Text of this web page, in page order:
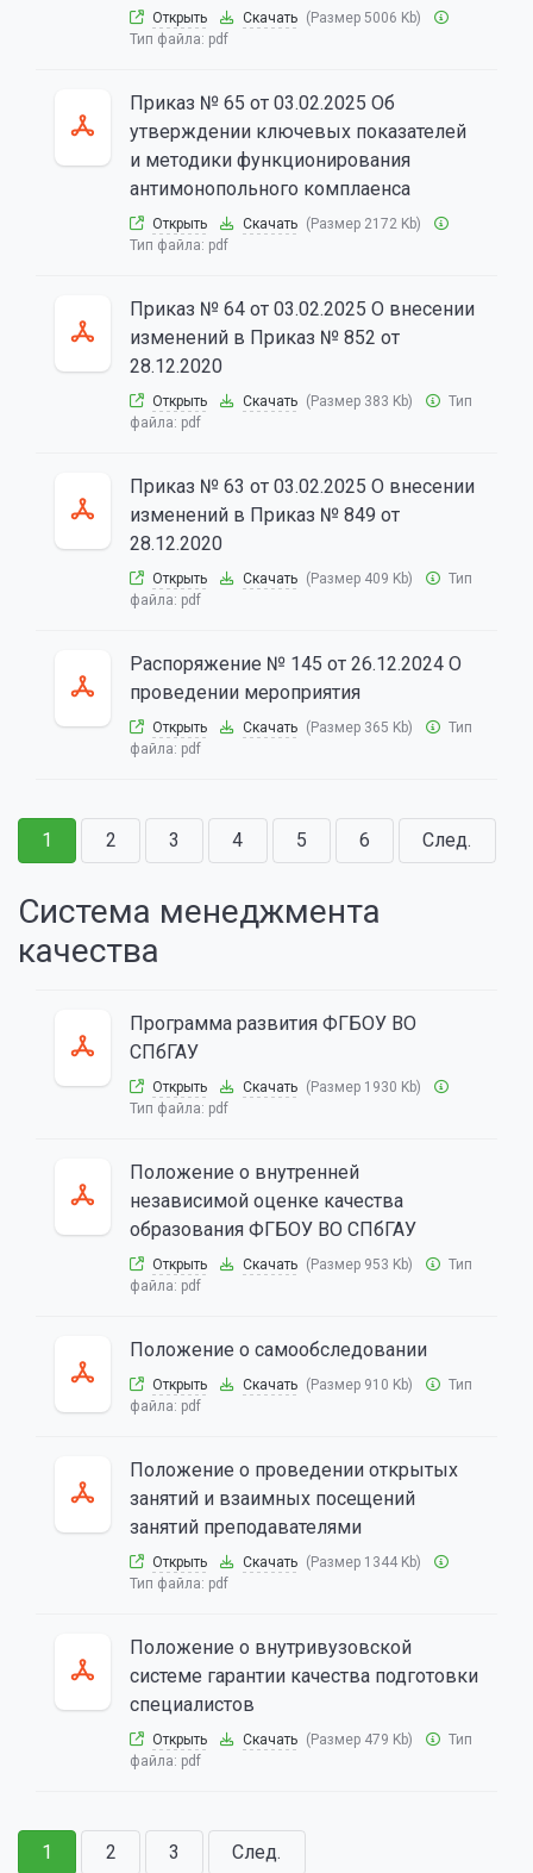
Открыть Скачать (Размер 5006 Kb)
Тип файла: pdf
Приказ № 65 от 03.02.2025 Об
утверждении ключевых показателей
и методики функционирования
антимонопольного комплаенса
Открыть Скачать (Размер 2172 Kb)
Тип файла: pdf
Приказ № 64 от 03.02.2025 О внесении
изменений в Приказ № 852 от
28.12.2020
Открыть Скачать (Размер 383 Kb)
Тип
файла: pdf
Приказ № 63 от 03.02.2025 О внесении
изменений в Приказ № 849 от
28.12.2020
Открыть Скачать (Размер 409 Kb)
Тип
файла: pdf
Распоряжение № 145 от 26.12.2024 О
проведении мероприятия
Открыть Скачать (Размер 365 Kb)
Тип
файла: pdf
1 2 3 4 5 6 След.
Система менеджмента
качества
Программа развития ФГБОУ ВО
СПбГАУ
Открыть Скачать (Размер 1930 Kb)
Тип файла: pdf
Положение о внутренней
независимой оценке качества
образования ФГБОУ ВО СПбГАУ
Открыть Скачать (Размер 953 Kb)
Тип
файла: pdf
Положение о самообследовании
Открыть Скачать (Размер 910 Kb)
Тип
файла: pdf
Положение о проведении открытых
занятий и взаимных посещений
занятий преподавателями
Открыть Скачать (Размер 1344 Kb)
Тип файла: pdf
Положение о внутривузовской
системе гарантии качества подготовки
специалистов
Открыть Скачать (Размер 479 Kb)
Тип
файла: pdf
1 2 3 След.